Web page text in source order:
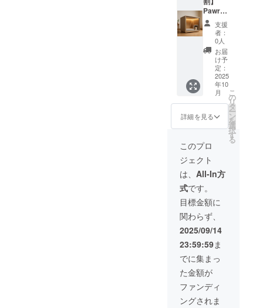
対象
外。
件、保
証期間
あり。
通常使
用によ
る初期
不良は
無償交
換（商
品到着
後7日以
内に連
絡）。
保証期
間：購
入日か
ら6ヶ月
間。 ※
不適切
な使用
（雨ざ
らし設
置・分
解改造
など）
は保証
対象
外。
奨。換
気扇・
窓付き
で通気
性も確
保。入
口ドア
はロッ
ク可
能。 ・
取扱説
明書の
有無・
対応言
語：あ
り / 日本
語 ・保
証の有
無、保
証の適
用条
件、保
証期間
あり。
通常使
用によ
る初期
不良は
無償交
換（商
品到着
後7日以
音材、
ポリエ
ステル
（内
装）、
ステン
レス
（金具
部品）
・使用
方法：
防音・
快適空
間を提
供する
犬小屋
です。
室内設
置推
奨。換
気扇・
窓付き
で通気
性も確
保。入
口ドア
はロッ
ク可
能。 ・
取扱説
明書の
有無・
SALVAT
ORE 2.
商品概
要につ
いて ・
商品サ
イズ/重
量：横
120cm
80cm×
奥行き
90cm
80kg ・
素材：
木材
（構造
部
分）、
防音吸
音材、
ポリエ
ステル
（内
装）、
ステン
レス
（金具
部品）
・使用
方法：
防音・
白, 黒，
グレー
・ス
テッ
カーサ
イズ：
7.5cm×
7.5cm
1. 本商
品の
メー
カー情
報 ・
メー
カー所
在地
（国）
： 日本
・製造
国： 日
本 ・法
人名：
株式会
社
SALVAT
ORE 2.
商品概
要につ
いて ・
商品サ
イズ/重
量：横
Pawrad
iseプレ
ミアム
サイズ×
オリジ
ナルス
テッ
カー ・
Pawrad
iseプレ
ミアム
サイズ
とオリ
ジナル
ステッ
カーを
ご提供
しま
す。 ・
カラー
展開：
白, 黒，
グレー
・商品
ステッ
カーサ
イズ：
7.5cm×
7.5cm
1. 本商
品の
メー
支援
者：
0人
お届
け予
定：
2025
年10
月
詳細を見る
こ
の
リ
タ
ー
ン
を
選
択
す
る
このプロ
ジェクト
は、 All-In方
式です。
目標金額に
関わらず、
2025/09/14
23:59:59ま
でに集まっ
た金額が
ファンディ
ングされま